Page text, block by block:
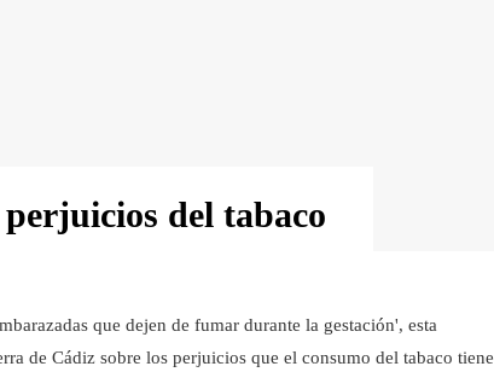
del tabaco
que dejen de fumar durante la gestación', esta
de Cádiz sobre los perjuicios que el consumo del tabaco tiene